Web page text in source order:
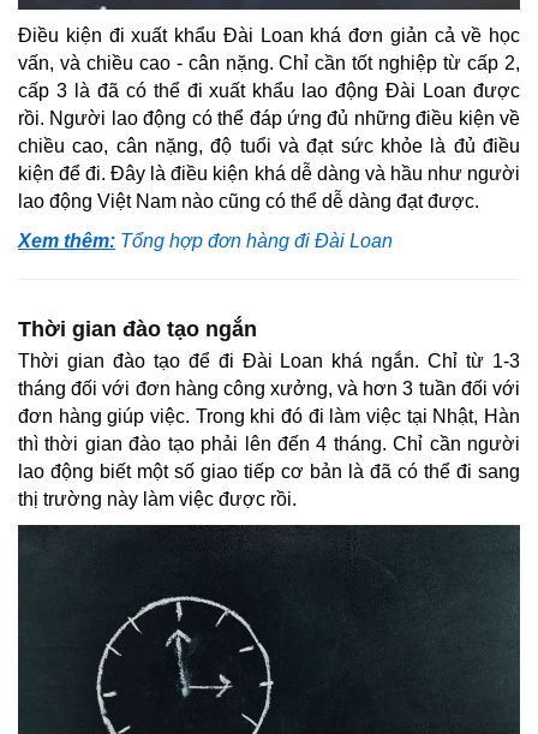
Điều kiện đi xuất khẩu Đài Loan khá đơn giản cả về học
vấn, và chiều cao - cân nặng. Chỉ cần tốt nghiệp từ cấp 2,
cấp 3 là đã có thể đi xuất khẩu lao động Đài Loan được
rồi. Người lao động có thể đáp ứng đủ những điều kiện về
chiều cao, cân nặng, độ tuổi và đạt sức khỏe là đủ điều
kiện để đi. Đây là điều kiện khá dễ dàng và hầu như người
lao động Việt Nam nào cũng có thể dễ dàng đạt được.
Xem thêm: Tổng hợp đơn hàng đi Đài Loan
Thời gian đào tạo ngắn
Thời gian đào tạo để đi Đài Loan khá ngắn. Chỉ từ 1-3
tháng đối với đơn hàng công xưởng, và hơn 3 tuần đối với
đơn hàng giúp việc. Trong khi đó đi làm việc tại Nhật, Hàn
thì thời gian đào tạo phải lên đến 4 tháng. Chỉ cần người
lao động biết một số giao tiếp cơ bản là đã có thể đi sang
thị trường này làm việc được rồi.